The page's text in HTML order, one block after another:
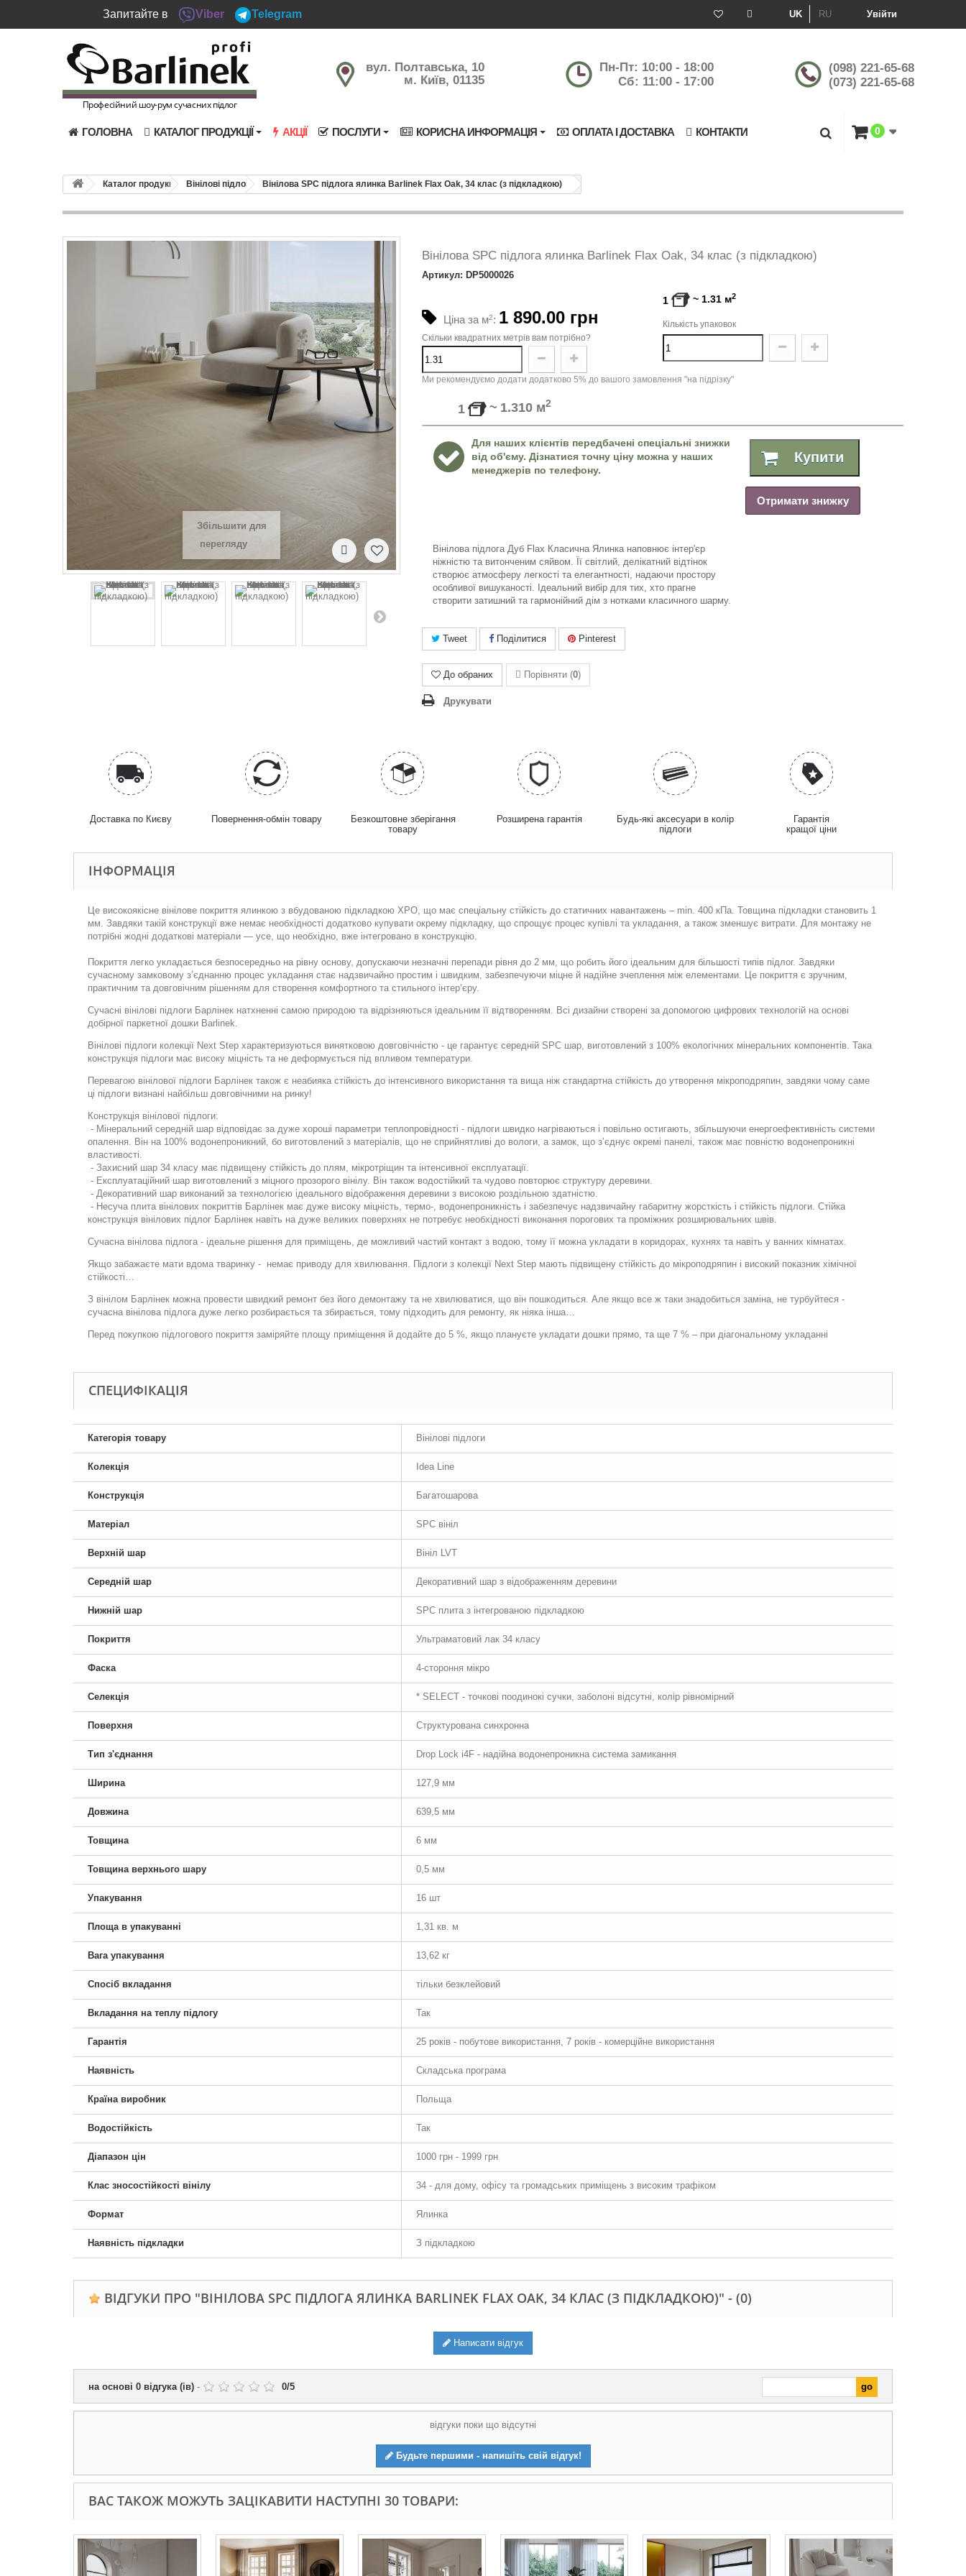
Запитайте в Viber Telegram Увійти
UK RU
Професійний шоу-рум сучасних підлог
вул. Полтавська, 10
м. Київ, 01135
Пн-Пт: 10:00 - 18:00
Сб: 11:00 - 17:00
(098) 221-65-68
(073) 221-65-68
ГОЛОВНА КАТАЛОГ ПРОДУКЦІЇ АКЦІЇ ПОСЛУГИ КОРИСНА ИНФОРМАЦІЯ ОПЛАТА І ДОСТАВКА КОНТАКТИ 0
Каталог продукції Вінілові підлоги Вінілова SPC підлога ялинка Barlinek Flax Oak, 34 клас (з підкладкою)
Збільшити для
перегляду
Вінілова SPC підлога ялинка Barlinek Flax Oak, 34 клас (з підкладкою)
Артикул: DP5000026
Ціна за м2: 1 890.00 грн
1 ~ 1.31 м2
Кількість упаковок
Скільки квадратних метрів вам потрібно?
Ми рекомендуємо додати додатково 5% до вашого замовлення "на підрізку"
1 ~ 1.310 м2
Для наших клієнтів передбачені спеціальні знижки
від об'єму. Дізнатися точну ціну можна у наших
менеджерів по телефону.
Купити
Отримати знижку
Вінілова підлога Дуб Flax Класична Ялинка наповнює інтер'єр
ніжністю та витонченим сяйвом. Її світлий, делікатний відтінок
створює атмосферу легкості та елегантності, надаючи простору
особливої вишуканості. Ідеальний вибір для тих, хто прагне
створити затишний та гармонійний дім з нотками класичного шарму.
Tweet Поділитися Pinterest
До обраних Порівняти (0)
Друкувати
Доставка по Києву Повернення-обмін товару
Безкоштовне зберігання
товару
Розширена гарантія
Будь-які аксесуари в колір
підлоги
Гарантія
кращої ціни
ІНФОРМАЦІЯ
Це високоякісне вінілове покриття ялинкою з вбудованою підкладкою XPO, що має спеціальну стійкість до статичних навантажень – min. 400 кПa. Товщина підкладки становить 1
мм. Завдяки такій конструкції вже немає необхідності додатково купувати окрему підкладку, що спрощує процес купівлі та укладання, а також зменшує витрати. Для монтажу не
потрібні жодні додаткові матеріали — усе, що необхідно, вже інтегровано в конструкцію.
Покриття легко укладається безпосередньо на рівну основу, допускаючи незначні перепади рівня до 2 мм, що робить його ідеальним для більшості типів підлог. Завдяки
сучасному замковому з’єднанню процес укладання стає надзвичайно простим і швидким, забезпечуючи міцне й надійне зчеплення між елементами. Це покриття є зручним,
практичним та довговічним рішенням для створення комфортного та стильного інтер’єру.
Сучасні вінілові підлоги Барлінек натхненні самою природою та відрізняються ідеальним її відтворенням. Всі дизайни створені за допомогою цифрових технологій на основі
добірної паркетної дошки Barlinek.
Вінілові підлоги колекції Next Step характеризуються винятковою довговічністю - це гарантує середній SPC шар, виготовлений з 100% екологічних мінеральних компонентів. Така
конструкція підлоги має високу міцність та не деформується під впливом температури.
Перевагою вінілової підлоги Барлінек також є неабияка стійкість до інтенсивного використання та вища ніж стандартна стійкість до утворення мікроподряпин, завдяки чому саме
ці підлоги визнані найбільш довговічними на ринку!
Конструкція вінілової підлоги:
- Мінеральний середній шар відповідає за дуже хороші параметри теплопровідності - підлоги швидко нагріваються і повільно остигають, збільшуючи енергоефективність системи
опалення. Він на 100% водонепроникний, бо виготовлений з матеріалів, що не сприйнятливі до вологи, а замок, що з’єднує окремі панелі, також має повністю водонепроникні
властивості.
- Захисний шар 34 класу має підвищену стійкість до плям, мікротріщин та інтенсивної експлуатації.
- Експлуатаційний шар виготовлений з міцного прозорого вінілу. Він також водостійкий та чудово повторює структуру деревини.
- Декоративний шар виконаний за технологією ідеального відображення деревини з високою роздільною здатністю.
- Несуча плита вінілових покриттів Барлінек має дуже високу міцність, термо-, водонепроникність і забезпечує надзвичайну габаритну жорсткість і стійкість підлоги. Стійка
конструкція вінілових підлог Барлінек навіть на дуже великих поверхнях не потребує необхідності виконання порогових та проміжних розширювальних швів.
Сучасна вінілова підлога - ідеальне рішення для приміщень, де можливий частий контакт з водою, тому її можна укладати в коридорах, кухнях та навіть у ванних кімнатах.
Якщо забажаєте мати вдома тваринку - немає приводу для хвилювання. Підлоги з колекції Next Step мають підвищену стійкість до мікроподряпин і високий показник хімічної
стійкості…
З вінілом Барлінек можна провести швидкий ремонт без його демонтажу та не хвилюватися, що він пошкодиться. Але якщо все ж таки знадобиться заміна, не турбуйтеся -
сучасна вінілова підлога дуже легко розбирається та збирається, тому підходить для ремонту, як ніяка інша…
Перед покупкою підлогового покриття заміряйте площу приміщення й додайте до 5 %, якщо плануєте укладати дошки прямо, та ще 7 % – при діагональному укладанні
СПЕЦИФІКАЦІЯ
Категорія товару Вінілові підлоги
Колекція Idea Line
Конструкція Багатошарова
Матеріал SPC вініл
Верхній шар Вініл LVT
Середній шар Декоративний шар з відображенням деревини
Нижній шар SPC плита з інтегрованою підкладкою
Покриття Ультраматовий лак 34 класу
Фаска 4-стороння мікро
Селекція * SELECT - точкові поодинокі сучки, заболоні відсутні, колір рівномірний
Поверхня Структурована синхронна
Тип з'єднання Drop Lock i4F - надійна водонепроникна система замикання
Ширина 127,9 мм
Довжина 639,5 мм
Товщина 6 мм
Товщина верхнього шару 0,5 мм
Упакування 16 шт
Площа в упакуванні 1,31 кв. м
Вага упакування 13,62 кг
Спосіб вкладання тільки безклейовий
Вкладання на теплу підлогу Так
Гарантія 25 років - побутове використання, 7 років - комерційне використання
Наявність Складська програма
Країна виробник Польща
Водостійкість Так
Діапазон цін 1000 грн - 1999 грн
Клас зносостійкості вінілу 34 - для дому, офісу та громадських приміщень з високим трафіком
Формат Ялинка
Наявність підкладки З підкладкою
ВІДГУКИ ПРО "ВІНІЛОВА SPC ПІДЛОГА ЯЛИНКА BARLINEK FLAX OAK, 34 КЛАС (З ПІДКЛАДКОЮ)" - (0)
Написати відгук
на основі 0 відгука (ів) - 0/5
відгуки поки що відсутні
Будьте першими - напишіть свій відгук!
ВАС ТАКОЖ МОЖУТЬ ЗАЦІКАВИТИ НАСТУПНІ 30 ТОВАРИ: